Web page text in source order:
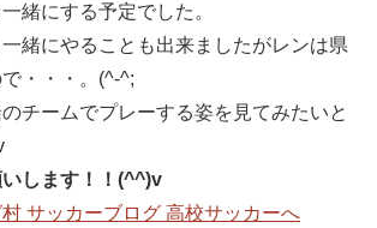
緒にする予定でした。
緒にやることも出来ましたがレンは県
・・・。(^-^;
チームでプレーする姿を見てみたいと
します！！(^^)v